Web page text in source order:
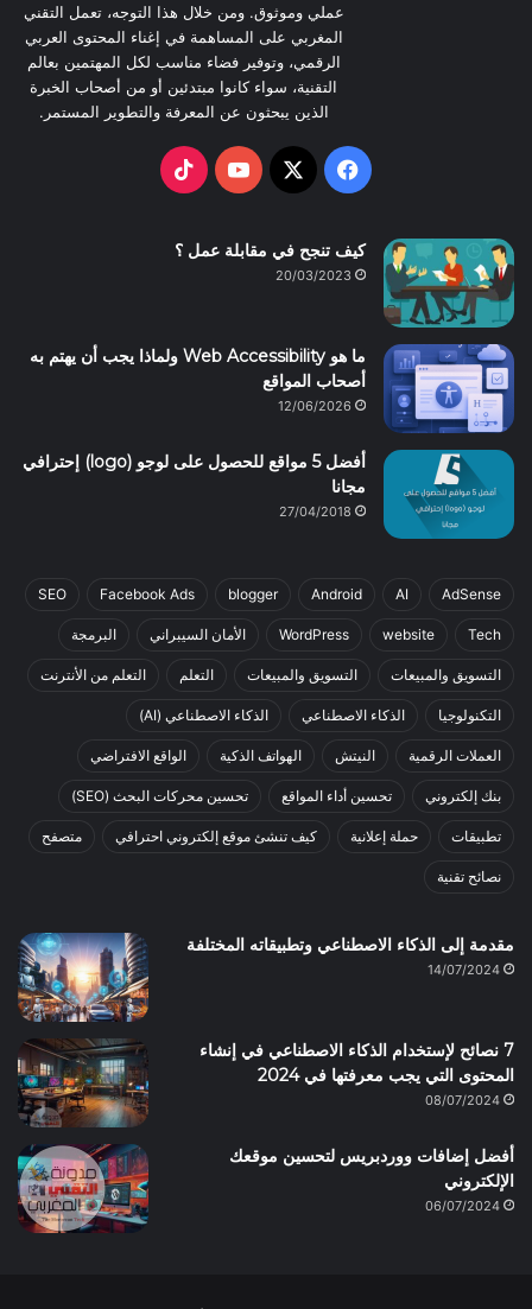
عملي وموثوق. ومن خلال هذا التوجه، تعمل التقني
المغربي على المساهمة في إغناء المحتوى العربي
الرقمي، وتوفير فضاء مناسب لكل المهتمين بعالم
التقنية، سواء كانوا مبتدئين أو من أصحاب الخبرة
الذين يبحثون عن المعرفة والتطوير المستمر.
Facebook
X
YouTube
TikTok
كيف تنجح في مقابلة عمل ؟
20/03/2023
ما هو Web Accessibility ولماذا يجب أن يهتم به
أصحاب المواقع
12/06/2026
أفضل 5 مواقع للحصول على لوجو (logo) إحترافي
مجانا
27/04/2018
AdSense
AI
Android
blogger
Facebook Ads
SEO
Tech
website
WordPress الأمان السيبراني البرمجة
التسويق والمبيعات التسويق والمبيعات التعلم التعلم من الأنترنت
التكنولوجيا الذكاء الاصطناعي الذكاء الاصطناعي (AI)
العملات الرقمية النيتش الهواتف الذكية الواقع الافتراضي
بنك إلكتروني تحسين أداء المواقع تحسين محركات البحث (SEO)
تطبيقات حملة إعلانية كيف تنشئ موقع إلكتروني احترافي متصفح
نصائح تقنية
مقدمة إلى الذكاء الاصطناعي وتطبيقاته المختلفة
14/07/2024
7 نصائح لإستخدام الذكاء الاصطناعي في إنشاء
المحتوى التي يجب معرفتها في 2024
08/07/2024
أفضل إضافات ووردبريس لتحسين موقعك
الإلكتروني
06/07/2024